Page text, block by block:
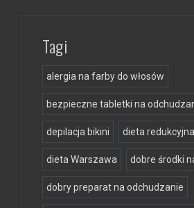
Tagi
alergia na farby do włosów
bezpieczne tabletki na
depilacja bikini dieta redukcyjna
dieta Warszawa dobre środki
dobry preparat na odchudzanie